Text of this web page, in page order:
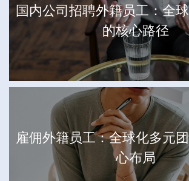
国内公司招聘外籍员工：全
的核心路径
雇佣外籍员工：全球化多元
心布局